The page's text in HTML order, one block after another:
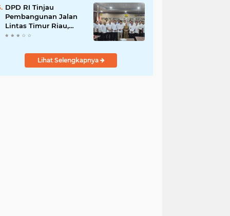
Demi Negeri
DPD RI Tinjau
Pembangunan Jalan
Lintas Timur Riau,
Senator Abdul Hamid
Harus Profesional dan
Tepat WaktuLihat Selengkapnya